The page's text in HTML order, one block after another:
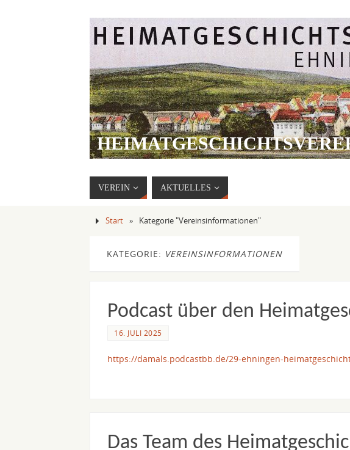
VEREIN AKTUELLES
Start » Kategorie "Vereinsinformationen"
KATEGORIE: VEREINSINFORMATIONEN
Podcast über den
16. JULI 2025
https://damals.podcastbb.de/29-ehningen-
Das Team des